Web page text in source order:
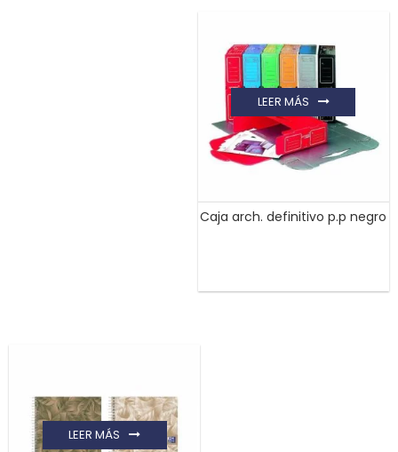
Caja arch. definitivo p.p negro
LEER MÁS
LEER MÁS